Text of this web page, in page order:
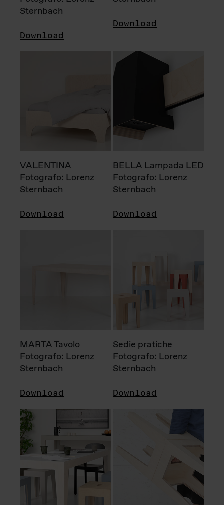
Sternbach
Download
Download
VALENTINA
Fotografo: Lorenz
Sternbach
Download
BELLA Lampada LED
Fotografo: Lorenz
Sternbach
Download
MARTA Tavolo
Fotografo: Lorenz
Sternbach
Download
Sedie pratiche
Fotografo: Lorenz
Sternbach
Download